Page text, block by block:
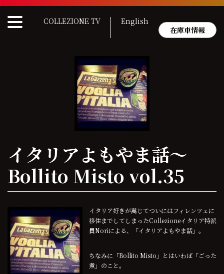
Skip
content
COLLEZIONE TV
English
在庫車情報
イタリアよもやま話〜
Bollito Misto vol.35
イタリア好きが嵩じてついにはフィレンツェに
移住までしてしまったCollezioneイタリア特派
員Noriによる、「イタリアよもやま話」。
ちなみに「Bollito Misto」とはいわば「ごった
煮」のこと。